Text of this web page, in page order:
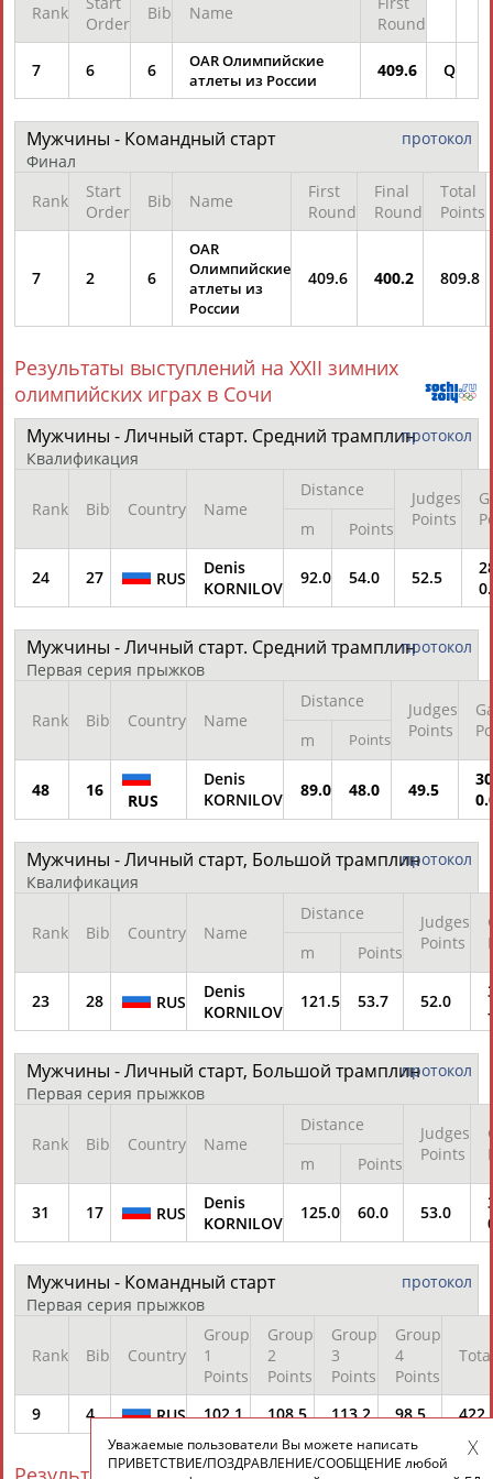
Rank
Order
Bib Name
Round
7 6 6
OAR Олимпийские
атлеты из России
409.6 Q
протокол
Мужчины - Командный старт
Финал
Rank
Start
Order
Bib Name
First
Round
Final
Round
Total
Points
7 2 6
OAR
Олимпийские
атлеты из
России
409.6 400.2 809.8
Результаты выступлений на XXII зимних
олимпийских играх в Сочи
протокол
Мужчины - Личный старт. Средний трамплин
Квалификация
Rank Bib Country Name
Distance
Judges
Points
m Points
24 27 RUS
Denis
KORNILOV
92.0 54.0 52.5
протокол
Мужчины - Личный старт. Средний трамплин
Первая серия прыжков
Rank Bib Country Name
Distance
Judges
Points
m Points
48 16
RUS
Denis
KORNILOV
89.0 48.0 49.5
протокол
Мужчины - Личный старт, Большой трамплин
Квалификация
Rank Bib Country Name
Distance
Judges
Points
m Points
23 28 RUS
Denis
KORNILOV
121.5 53.7 52.0
протокол
Мужчины - Личный старт, Большой трамплин
Первая серия прыжков
Rank Bib Country Name
Distance
Judges
Points
m Points
31 17 RUS
Denis
KORNILOV
125.0 60.0 53.0
протокол
Мужчины - Командный старт
Первая серия прыжков
Rank Bib Country
Group
1
Points
Group
2
Points
Group
3
Points
Group
4
Points
9 4 RUS 102.1 108.5 113.2 98.5
Уважаемые пользователи Вы можете написать
ПРИВЕТСТВИЕ/ПОЗДРАВЛЕНИЕ/СООБЩЕНИЕ любой